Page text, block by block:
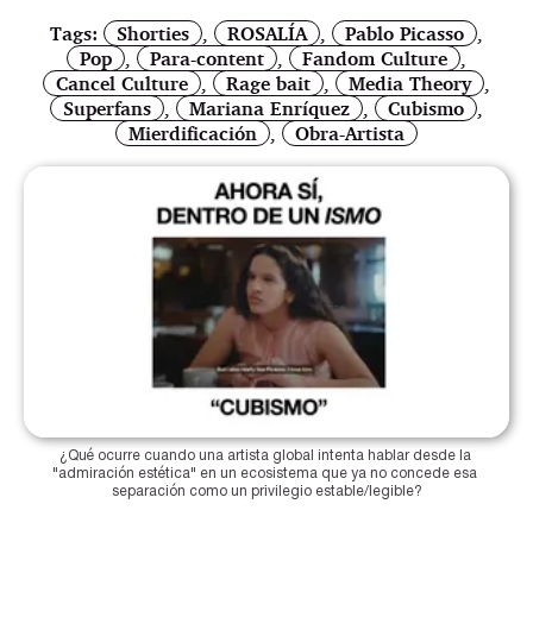
Tags: Shorties ROSALÍA Pablo Picasso
Pop
Para-content Fandom Culture
Cancel Culture
Rage bait Media Theory
Superfans
Mariana Enríquez Cubismo
Mierdificación
Obra-Artista
¿Qué ocurre cuando una artista global intenta hablar desde la
"admiración estética" en un ecosistema que ya no concede esa
separación como un privilegio estable/legible?